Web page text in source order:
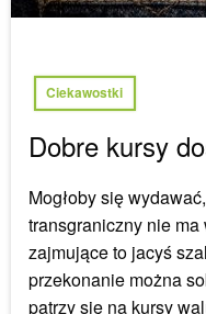
Ciekawostki
Dobre kursy
Mogłoby się
transgraniczny nie
zajmujące to jacyś
przekonanie można
patrzy się na kursy